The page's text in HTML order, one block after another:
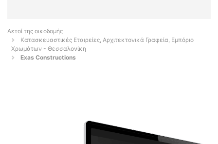
Αετοί της οικοδομής
Κατασκευαστικές Εταιρείες, Αρχιτεκτονικά Γραφεία, Εμπόριο
Χρωμάτων - Θεσσαλονίκη
Exas Constructions